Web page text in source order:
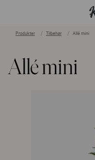
Produkter Tilbehør Allé mini
Allé mini